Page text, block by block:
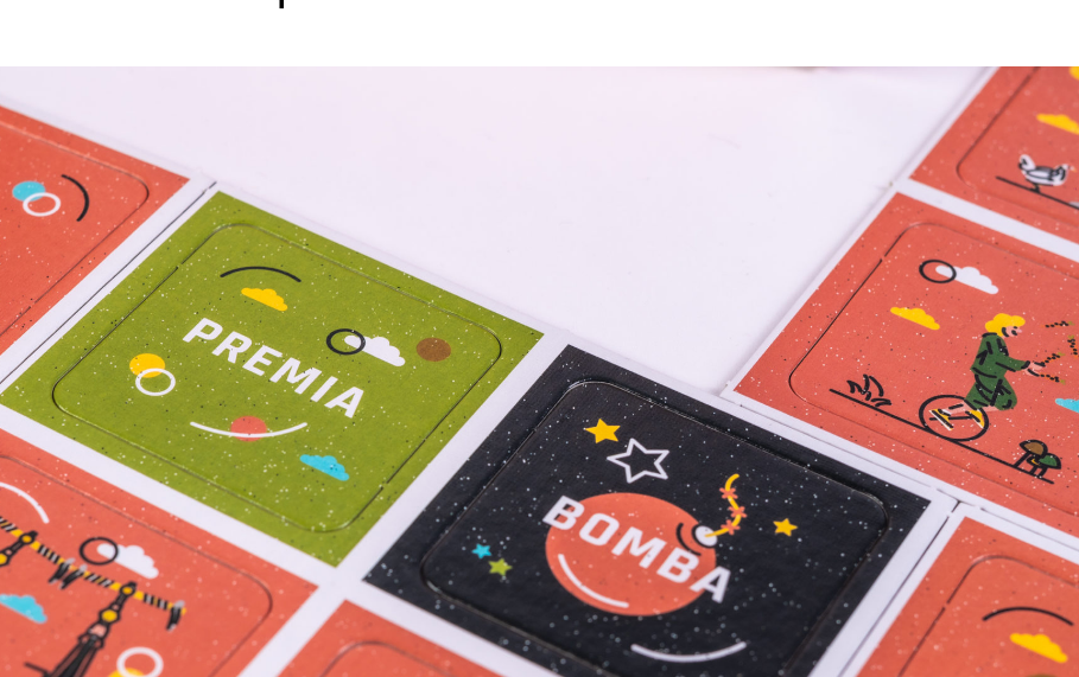
Otwiera stronę w nowej karcie